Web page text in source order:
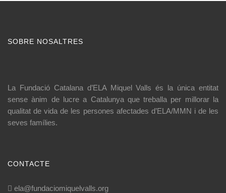
SOBRE NOSALTRES
La Fundació Catalana d’ELA Miquel Valls és la única entitat
sense ànim de lucre a Catalunya que treballa per millorar la
qualitat de vida de les persones afectades d’ELA/MMN i de les
seves famílies.
CONTACTE
ela@fundaciomiquelvalls.org